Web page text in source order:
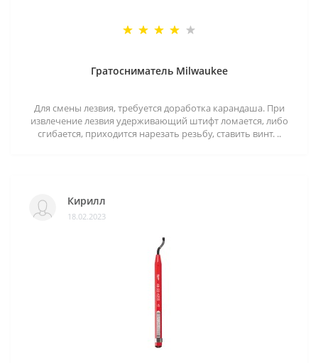
Гратосниматель Milwaukee
Для смены лезвия, требуется доработка карандаша. При
извлечение лезвия удерживающий штифт ломается, либо
сгибается, приходится нарезать резьбу, ставить винт. ..
Кирилл
18.02.2023